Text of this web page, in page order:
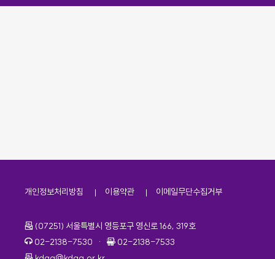
개인정보처리방침 이용약관 이메일무단수집거부
주소
(07251) 서울특별시 영등포구 영신로 166, 319호
전화번호
02-2138-7530 · 팩스번호
02-2138-7533